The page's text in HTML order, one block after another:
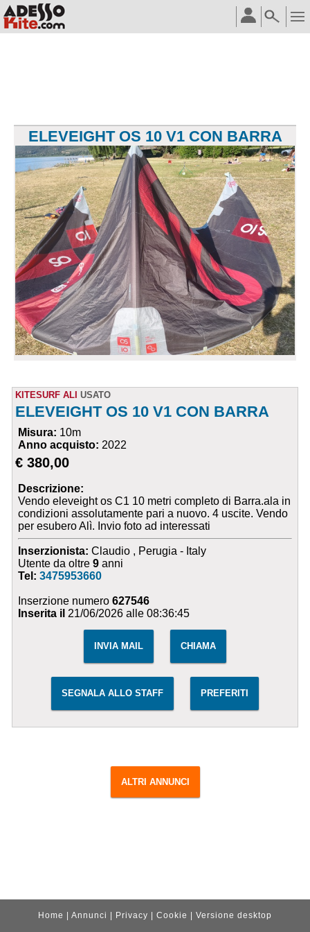
ELEVEIGHT OS 10 V1 CON BARRA
KITESURF ALI USATO
ELEVEIGHT OS 10 V1 CON BARRA
Misura: 10m
Anno acquisto: 2022
€ 380,00
Descrizione:
Vendo eleveight os C1 10 metri completo di Barra.ala in
condizioni assolutamente pari a nuovo. 4 uscite. Vendo
per esubero Alì. Invio foto ad interessati
Inserzionista: Claudio , Perugia - Italy
Utente da oltre9 anni
Tel:3475953660
Inserzione numero627546
Inserita il 21/06/2026 alle 08:36:45
INVIA MAIL CHIAMA
SEGNALA ALLO STAFF PREFERITI
ALTRI ANNUNCI
Home Annunci Privacy Cookie Versione desktop